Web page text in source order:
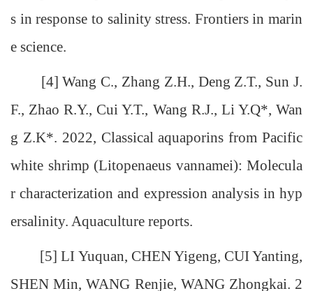
s in response to salinity stress. Frontiers in marin
e science.
[4] Wang C., Zhang Z.H., Deng Z.T., Sun J.
F., Zhao R.Y., Cui Y.T., Wang R.J., Li Y.Q*, Wan
g Z.K*. 2022, Classical aquaporins from Pacific
white shrimp (Litopenaeus vannamei): Molecula
r characterization and expression analysis in hyp
ersalinity. Aquaculture reports.
[5] LI Yuquan, CHEN Yigeng, CUI Yanting,
SHEN Min, WANG Renjie, WANG Zhongkai. 2